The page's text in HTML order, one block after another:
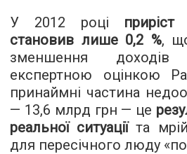
У 2012 році
становив лише 0,2 %,
зменшення
експертною оцінкою
принаймні частина
— 13,6 млрд грн — це
реальної ситуаціїта
для пересічного люду